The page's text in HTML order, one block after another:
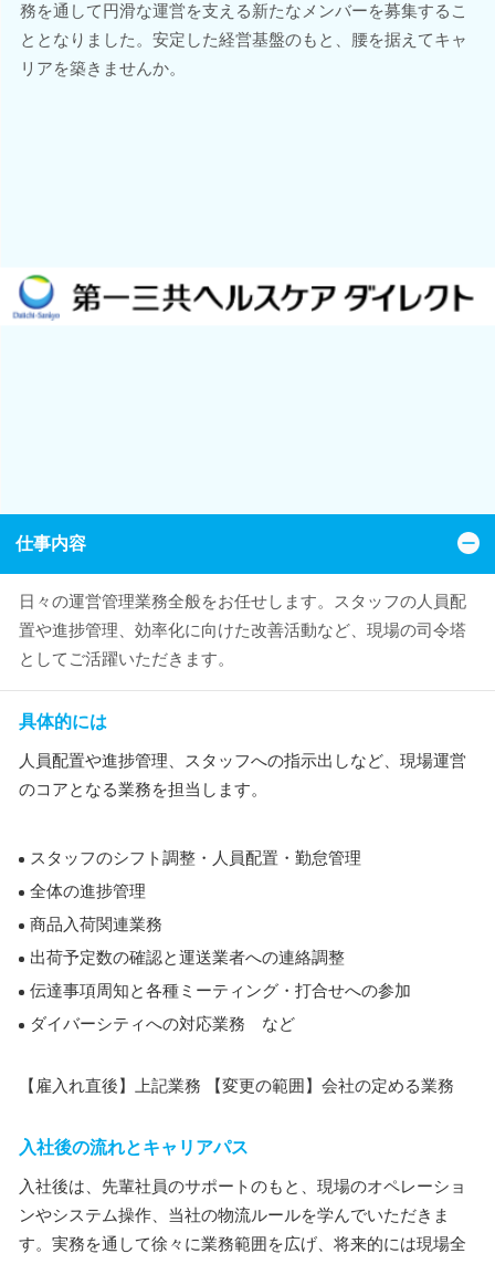
務を通して円滑な運営を支える新たなメンバーを募集するこ
ととなりました。安定した経営基盤のもと、腰を据えてキャ
リアを築きませんか。
仕事内容
日々の運営管理業務全般をお任せします。スタッフの人員配
置や進捗管理、効率化に向けた改善活動など、現場の司令塔
としてご活躍いただきます。
具体的には
人員配置や進捗管理、スタッフへの指示出しなど、現場運営
のコアとなる業務を担当します。
スタッフのシフト調整・人員配置・勤怠管理
全体の進捗管理
商品入荷関連業務
出荷予定数の確認と運送業者への連絡調整
伝達事項周知と各種ミーティング・打合せへの参加
ダイバーシティへの対応業務 など
【雇入れ直後】上記業務 【変更の範囲】会社の定める業務
入社後の流れとキャリアパス
入社後は、先輩社員のサポートのもと、現場のオペレーショ
ンやシステム操作、当社の物流ルールを学んでいただきま
す。実務を通して徐々に業務範囲を広げ、将来的には現場全